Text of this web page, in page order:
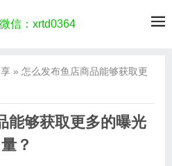
信：xrtd0364
» 怎么发布鱼店商品能够获取更
能够获取更多的曝光
量？